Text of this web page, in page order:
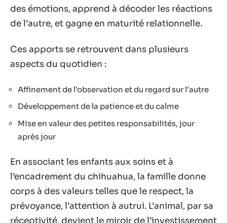
des émotions, apprend à décoder les réactions
de l’autre, et gagne en maturité relationnelle.
Ces apports se retrouvent dans plusieurs
aspects du quotidien :
Affinement de l’observation et du regard sur l’autre
Développement de la patience et du calme
Mise en valeur des petites responsabilités, jour
après jour
En associant les enfants aux soins et à
l’encadrement du chihuahua, la famille donne
corps à des valeurs telles que le respect, la
prévoyance, l’attention à autrui. L’animal, par sa
réceptivité, devient le miroir de l’investissement